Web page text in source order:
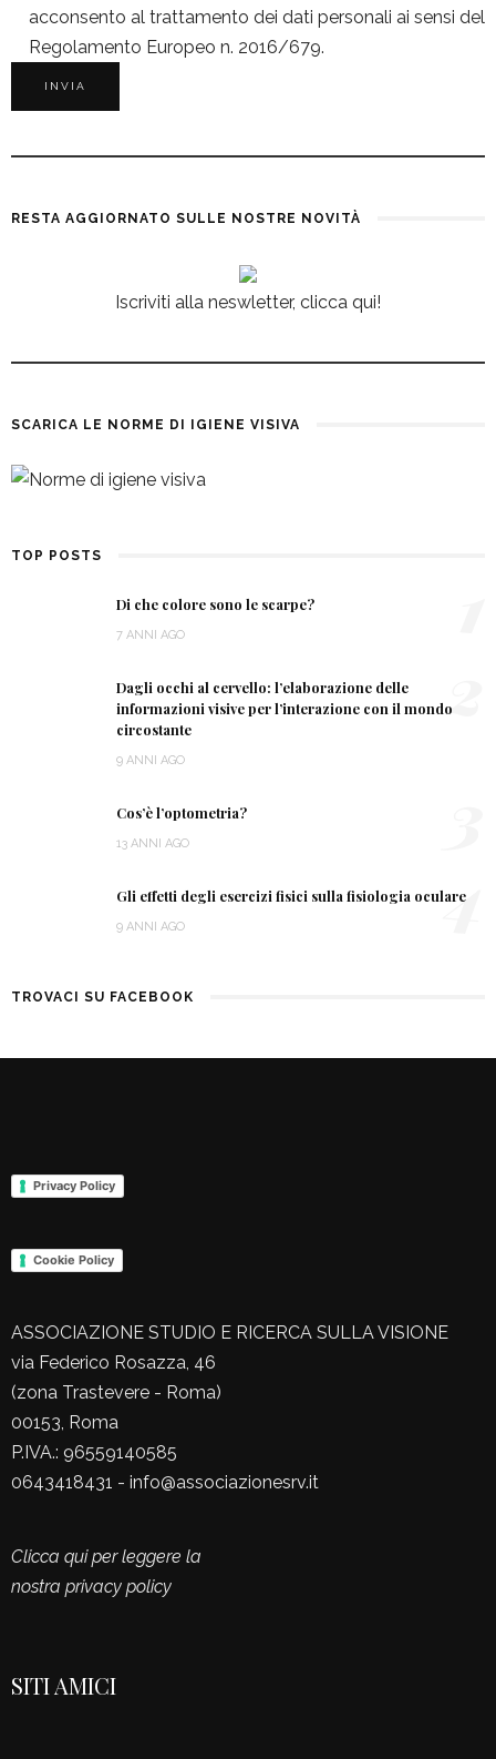
acconsento al trattamento dei dati personali ai sensi del
Regolamento Europeo n. 2016/679.
RESTA AGGIORNATO SULLE NOSTRE NOVITÀ
Iscriviti alla neswletter, clicca qui!
SCARICA LE NORME DI IGIENE VISIVA
TOP POSTS
Di che colore sono le scarpe?
7 ANNI AGO
Dagli occhi al cervello: l’elaborazione delle
informazioni visive per l’interazione con il mondo
circostante
9 ANNI AGO
2
Cos’è l’optometria?
13 ANNI AGO
Gli effetti degli esercizi fisici sulla fisiologia oculare
9 ANNI AGO 4
TROVACI SU FACEBOOK
Privacy Policy
Cookie Policy
ASSOCIAZIONE STUDIO E RICERCA SULLA VISIONE
via Federico Rosazza, 46
(zona Trastevere - Roma)
00153, Roma
P.IVA.: 96559140585
0643418431 - info@associazionesrv.it
Clicca qui per leggere la
nostra privacy policy
SITI AMICI